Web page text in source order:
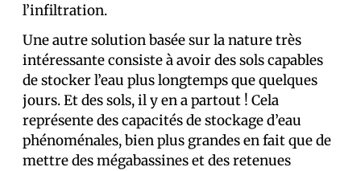
l’infiltration.
Une autre solution basée sur la nature très
intéressante consiste à avoir des sols capables
de stocker l’eau plus longtemps que quelques
jours. Et des sols, il y en a partout ! Cela
représente des capacités de stockage d’eau
phénoménales, bien plus grandes en fait que de
mettre des mégabassines et des retenues